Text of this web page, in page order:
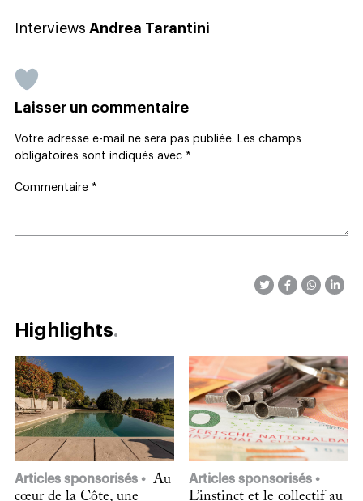
Interviews Andrea Tarantini
Laisser un commentaire
Votre adresse e-mail ne sera pas publiée.
Les champs
obligatoires sont indiqués avec *
Commentaire *
Highlights
Articles sponsorisés
Au
cœur de la Côte, une
Articles sponsorisés
L’instinct et le collectif au